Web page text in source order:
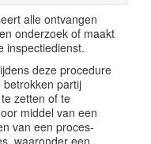
alle ontvangen
onderzoek of maakt
inspectiedienst.
deze procedure
partij
zetten of te
middel van een
van een proces-
waaronder een